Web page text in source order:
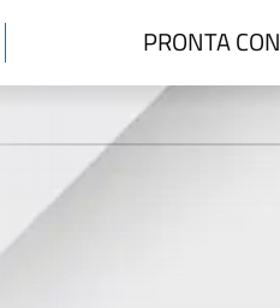
PRONTA